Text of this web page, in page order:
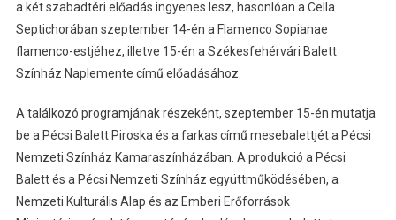
a két szabadtéri előadás ingyenes lesz, hasonlóan a Cella
Septichorában szeptember 14-én a Flamenco Sopianae
flamenco-estjéhez, illetve 15-én a Székesfehérvári Balett
Színház Naplemente című előadásához.
A találkozó programjának részeként, szeptember 15-én mutatja
be a Pécsi Balett Piroska és a farkas című mesebalettjét a Pécsi
Nemzeti Színház Kamaraszínházában. A produkció a Pécsi
Balett és a Pécsi Nemzeti Színház együttműködésében, a
Nemzeti Kulturális Alap és az Emberi Erőforrások